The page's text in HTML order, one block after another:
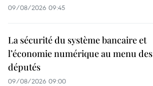
09/08/2026 09:45
La sécurité du système bancaire et
l’économie numérique au menu des
députés
09/08/2026 09:00